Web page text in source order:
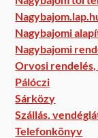
Nagybajomi
Nagybajomi
Orvosi
Pálóczi
Sárközy
Szállás,
Telefonkönyv